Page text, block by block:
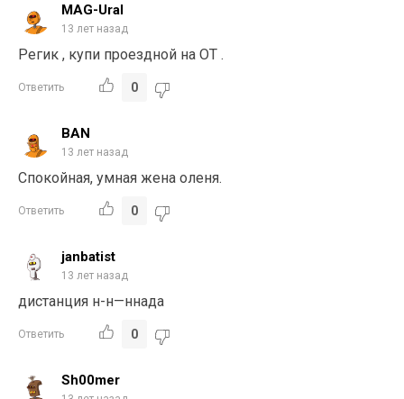
MAG-Ural
13 лет назад
Регик , купи проездной на ОТ .
Ответить 0
BAN
13 лет назад
Спокойная, умная жена оленя.
Ответить 0
janbatist
13 лет назад
дистанция н-н—ннада
Ответить 0
Sh00mer